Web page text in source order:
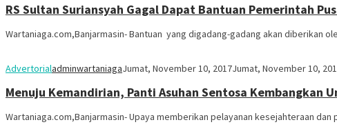
RS Sultan Suriansyah Gagal Dapat Bantuan Pemerintah
Wartaniaga.com,Banjarmasin- Bantuan yang digadang-gadang akan diberikan
AdvertorialadminwartaniagaJumat, November 10, 2017Jumat, November 10,
Menuju Kemandirian, Panti Asuhan Sentosa Kembangkan
Wartaniaga.com,Banjarmasin- Upaya memberikan pelayanan kesejahteraan